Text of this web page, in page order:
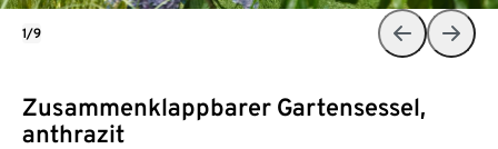
Zusammenklappbarer Gartensessel,
anthrazit
1/9